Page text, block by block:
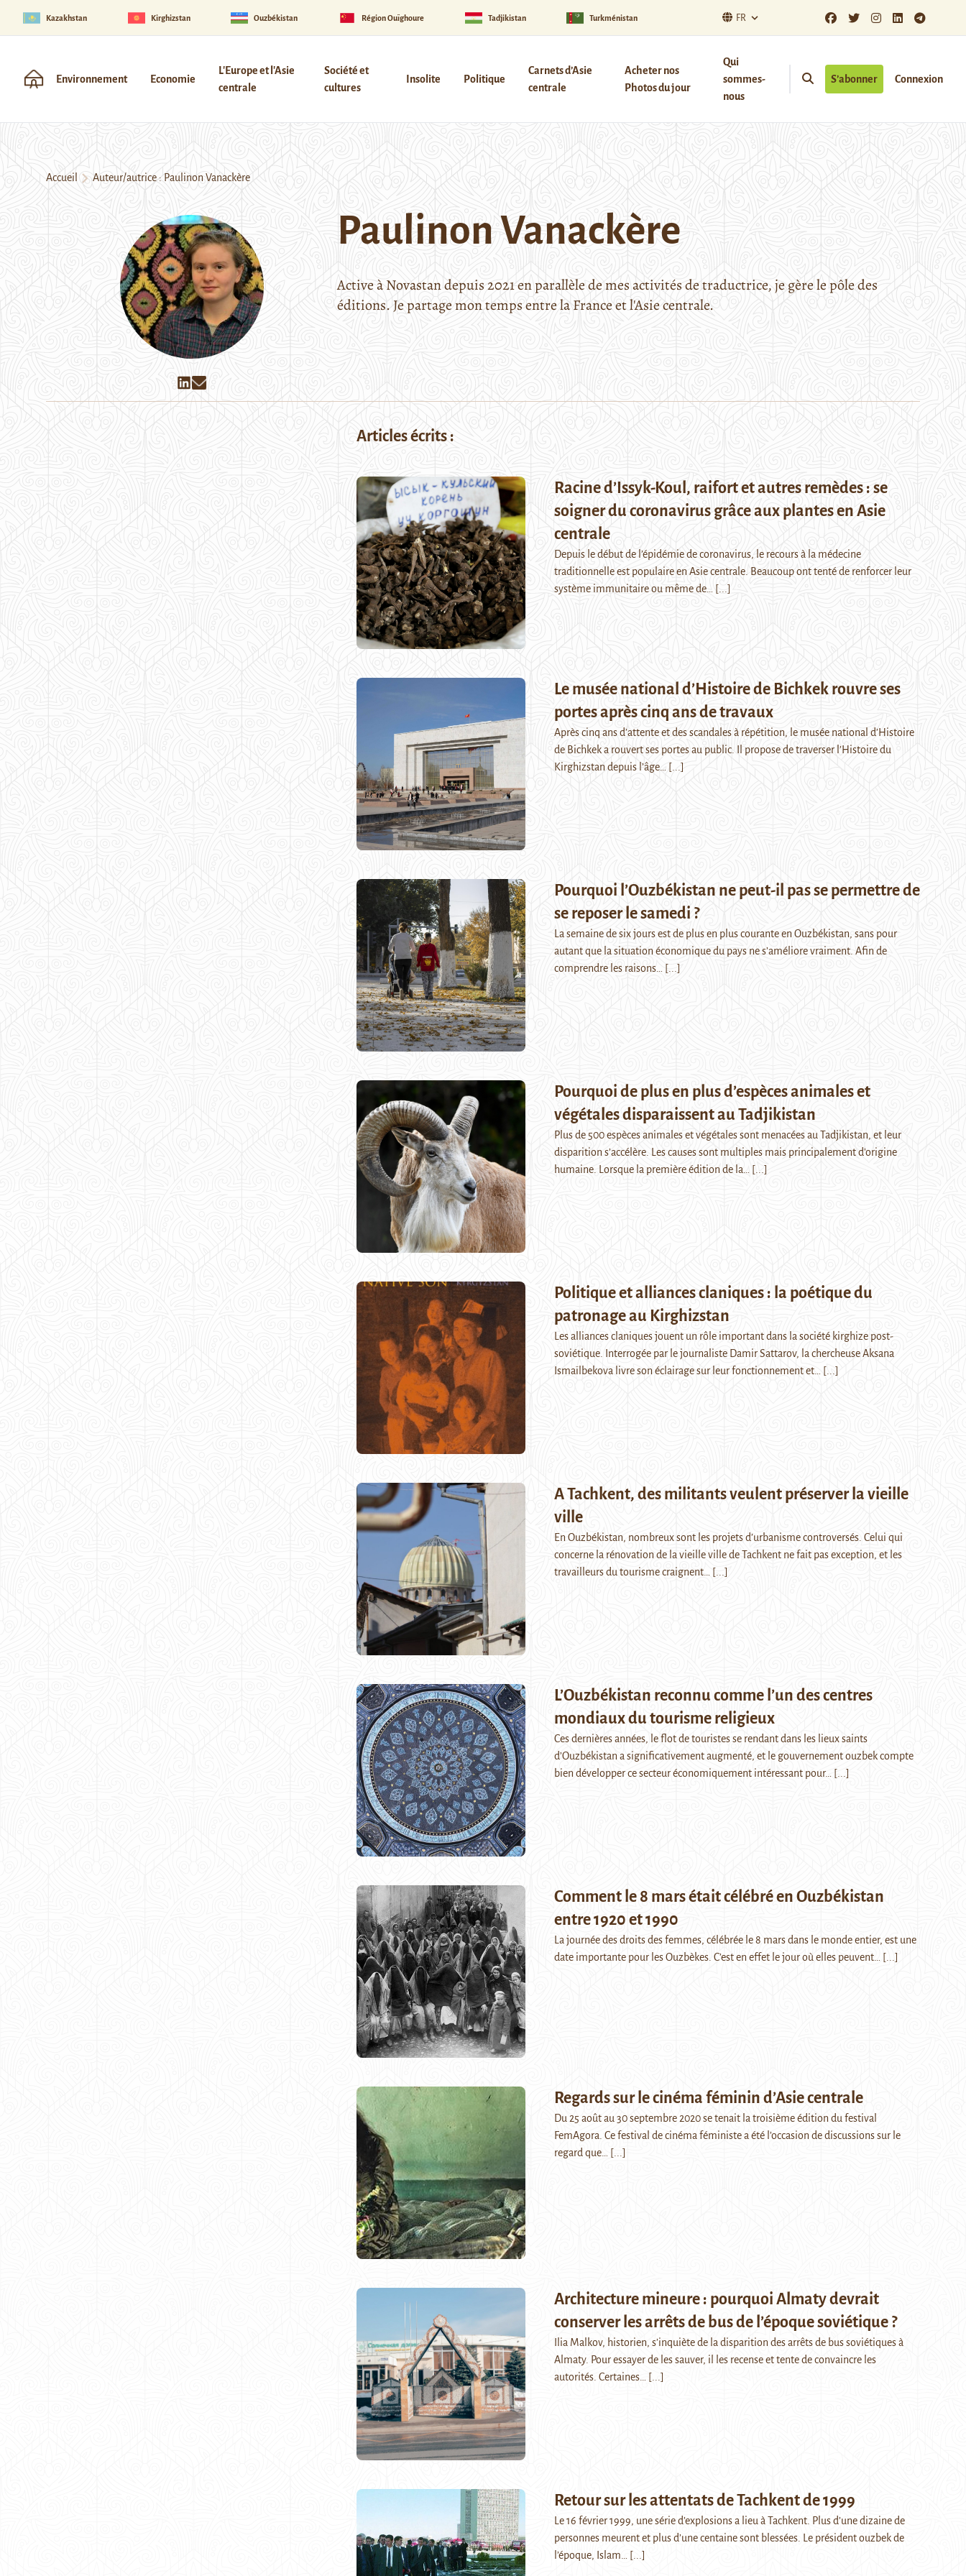
Kazakhstan Kirghizstan Ouzbékistan Région Ouïghoure Tadjikistan Turkménistan FR
Environnement Economie
L'Europe et l'Asie
centrale
Société et
cultures
Insolite Politique
Carnets d’Asie
centrale
Acheter nos
Photos du jour
Qui
sommes-
nous
S’abonner Connexion
Accueil Auteur/autrice : Paulinon Vanackère
Paulinon Vanackère
Active à Novastan depuis 2021 en parallèle de mes activités de traductrice, je gère le pôle des
éditions. Je partage mon temps entre la France et l'Asie centrale.
Articles écrits :
Racine d’Issyk-Koul, raifort et autres remèdes : se
soigner du coronavirus grâce aux plantes en Asie
centrale
Depuis le début de l’épidémie de coronavirus, le recours à la médecine
traditionnelle est populaire en Asie centrale. Beaucoup ont tenté de renforcer leur
système immunitaire ou même de…
[...]
Le musée national d’Histoire de Bichkek rouvre ses
portes après cinq ans de travaux
Après cinq ans d’attente et des scandales à répétition, le musée national d’Histoire
de Bichkek a rouvert ses portes au public. Il propose de traverser l’Histoire du
Kirghizstan depuis l’âge…
[...]
Pourquoi l’Ouzbékistan ne peut-il pas se permettre de
se reposer le samedi ?
La semaine de six jours est de plus en plus courante en Ouzbékistan, sans pour
autant que la situation économique du pays ne s’améliore vraiment. Afin de
comprendre les raisons…
[...]
Pourquoi de plus en plus d’espèces animales et
végétales disparaissent au Tadjikistan
Plus de 500 espèces animales et végétales sont menacées au Tadjikistan, et leur
disparition s’accélère. Les causes sont multiples mais principalement d'origine
humaine. Lorsque la première édition de la…
[...]
Politique et alliances claniques : la poétique du
patronage au Kirghizstan
Les alliances claniques jouent un rôle important dans la société kirghize post-
soviétique. Interrogée par le journaliste Damir Sattarov, la chercheuse Aksana
Ismaïlbekova livre son éclairage sur leur fonctionnement et…
[...]
A Tachkent, des militants veulent préserver la vieille
ville
En Ouzbékistan, nombreux sont les projets d’urbanisme controversés. Celui qui
concerne la rénovation de la vieille ville de Tachkent ne fait pas exception, et les
travailleurs du tourisme craignent…
[...]
L’Ouzbékistan reconnu comme l’un des centres
mondiaux du tourisme religieux
Ces dernières années, le flot de touristes se rendant dans les lieux saints
d’Ouzbékistan a significativement augmenté, et le gouvernement ouzbek compte
bien développer ce secteur économiquement intéressant pour…
[...]
Comment le 8 mars était célébré en Ouzbékistan
entre 1920 et 1990
La journée des droits des femmes, célébrée le 8 mars dans le monde entier, est une
date importante pour les Ouzbèkes. C’est en effet le jour où elles peuvent…
[...]
Regards sur le cinéma féminin d’Asie centrale
Du 25 août au 30 septembre 2020 se tenait la troisième édition du festival
FemAgora. Ce festival de cinéma féministe a été l’occasion de discussions sur le
regard que…
[...]
Architecture mineure : pourquoi Almaty devrait
conserver les arrêts de bus de l’époque soviétique ?
Ilia Malkov, historien, s’inquiète de la disparition des arrêts de bus soviétiques à
Almaty. Pour essayer de les sauver, il les recense et tente de convaincre les
autorités. Certaines…
[...]
Retour sur les attentats de Tachkent de 1999
Le 16 février 1999, une série d’explosions a lieu à Tachkent. Plus d’une dizaine de
personnes meurent et plus d’une centaine sont blessées. Le président ouzbek de
l’époque, Islam…
[...]